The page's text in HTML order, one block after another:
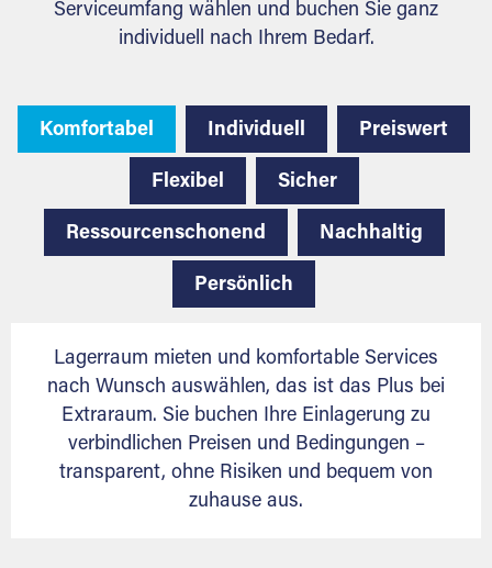
Serviceumfang wählen und buchen Sie ganz
individuell nach Ihrem Bedarf.
Komfortabel Individuell Preiswert
Flexibel Sicher
Ressourcenschonend Nachhaltig
Persönlich
Lagerraum mieten und komfortable Services
nach Wunsch auswählen, das ist das Plus bei
Extraraum. Sie buchen Ihre Einlagerung zu
verbindlichen Preisen und Bedingungen –
transparent, ohne Risiken und bequem von
zuhause aus.